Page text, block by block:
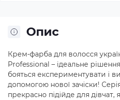
Опис
Крем-фарба для волосся
Professional – ідеальне
бояться експериментувати і
допомогою нової зачіски! Серія
прекрасно підійде для дівчат,